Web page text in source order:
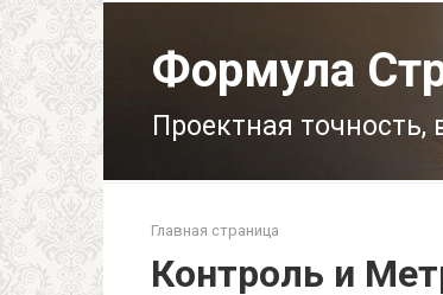
Формула
Проектная точность,
Главная страница
Контроль и